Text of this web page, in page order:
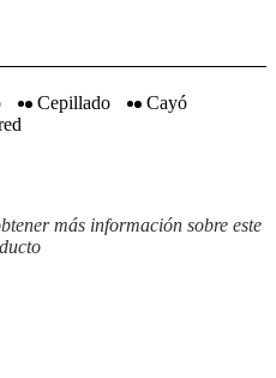
Cepillado
Cayó
más información sobre este